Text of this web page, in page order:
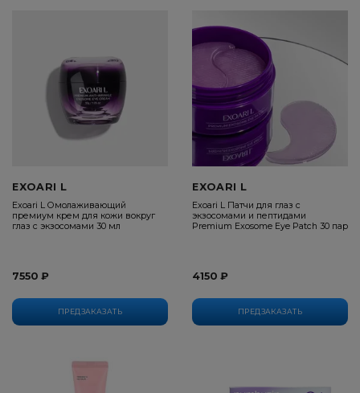
ПРЕДЗАКАЗАТЬ
EXOARI L
Exoari L Омолаживающий
премиум крем для кожи вокруг
глаз с экзосомами 30 мл
7550 ₽
ПРЕДЗАКАЗАТЬ
EXOARI L
Exoari L Патчи для глаз с
экзосомами и пептидами
Premium Exosome Eye Patch 30 пар
4150 ₽